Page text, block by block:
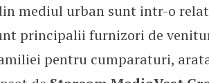
mediul urban sunt intr-o
principalii furnizori de
pentru cumparaturi,